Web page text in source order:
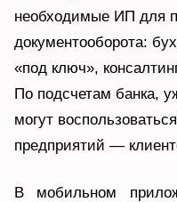
необходимые ИП для
документооборота:
«под ключ»,
По подсчетам банка,
могут
предприятий —
В мобильном